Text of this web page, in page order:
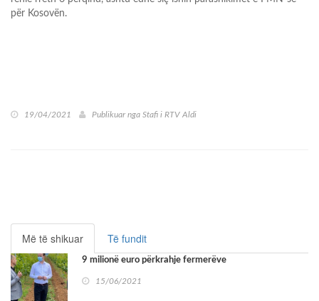
për Kosovën.
19/04/2021 Publikuar nga Stafi i RTV Aldi
Më të shikuar Të fundit
9 milionë euro përkrahje fermerëve
15/06/2021